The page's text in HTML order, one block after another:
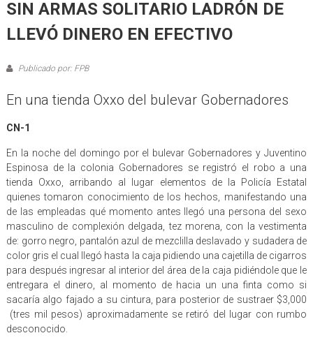
SIN ARMAS SOLITARIO LADRÓN DE
LLEVÓ DINERO EN EFECTIVO
Publicado por: FPB
En una tienda Oxxo del bulevar Gobernadores
CN-1
En la noche del domingo por el bulevar Gobernadores y Juventino
Espinosa de la colonia Gobernadores se registró el robo a una
tienda Oxxo, arribando al lugar elementos de la Policía Estatal
quienes tomaron conocimiento de los hechos, manifestando una
de las empleadas qué momento antes llegó una persona del sexo
masculino de complexión delgada, tez morena, con la vestimenta
de: gorro negro, pantalón azul de mezclilla deslavado y sudadera de
color gris el cual llegó hasta la caja pidiendo una cajetilla de cigarros
para después ingresar al interior del área de la caja pidiéndole que le
entregara el dinero, al momento de hacia un una finta como si
sacaría algo fajado a su cintura, para posterior de sustraer $3,000
(tres mil pesos) aproximadamente se retiró del lugar con rumbo
desconocido.